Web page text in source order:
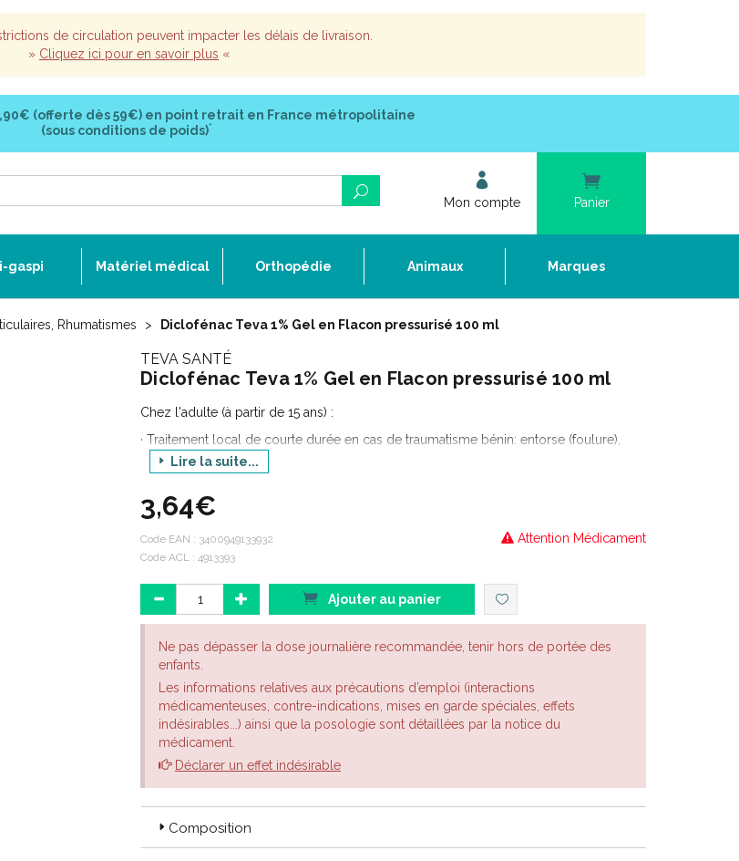
de circulation peuvent impacter les délais de livraison.
» Cliquez ici pour en savoir plus «
(offerte dès 59€) en point retrait en France métropolitaine
(sous conditions de poids)*
Mon compte Panier
gaspi Matériel médical Orthopédie Animaux Marques
Rhumatismes Diclofénac Teva 1% Gel en Flacon pressurisé 100 ml
TEVA SANTÉ
Diclofénac Teva 1% Gel en Flacon pressurisé 100 ml
Chez l'adulte (à partir de 15 ans) :
· Traitement local de courte durée en cas de traumatisme bénin: entorse (foulure),
contusion,
ligamentaire,
· Traitement symptomatique des poussées douloureuses de l'arthrose, après au
moins un avis médical.
Lire la suite...
3,64€
Attention Médicament
Code EAN : 3400949133932
Code ACL : 4913393
Ajouter au panier
Ne pas dépasser la dose journalière recommandée, tenir hors de portée des
enfants.
Les informations relatives aux précautions d’emploi (interactions
médicamenteuses, contre-indications, mises en garde spéciales, effets
indésirables...) ainsi que la posologie sont détaillées par la notice du
médicament.
Déclarer un effet indésirable
Composition